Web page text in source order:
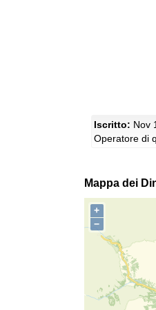
Iscritto: Nov
Operatore di
Mappa dei
+
−